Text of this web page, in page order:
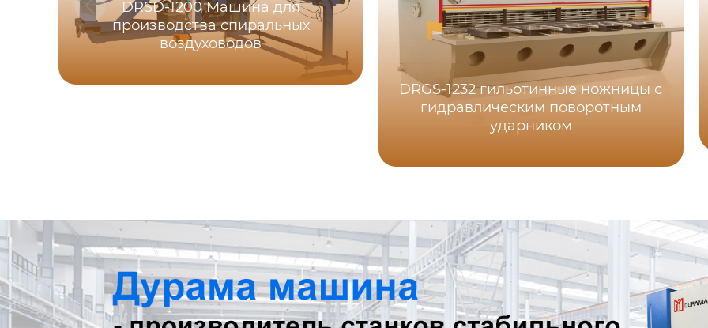
DRSD-1200 Машина для
производства спиральных
воздуховодов
DRGS-1232 гильотинные ножницы с
гидравлическим поворотным
ударником